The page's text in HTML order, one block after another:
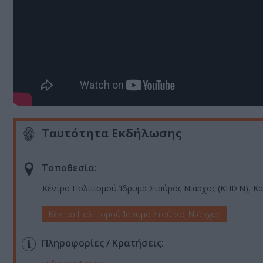
Ταυτότητα Εκδήλωσης
Τοποθεσία:
Κέντρο Πολιτισμού Ίδρυμα Σταύρος Νιάρχος (ΚΠΙΣΝ),
Κέντρο Πολιτισμού Ίδρυμα Σταύρος Νιάρχος
Πληροφορίες / Κρατήσεις: